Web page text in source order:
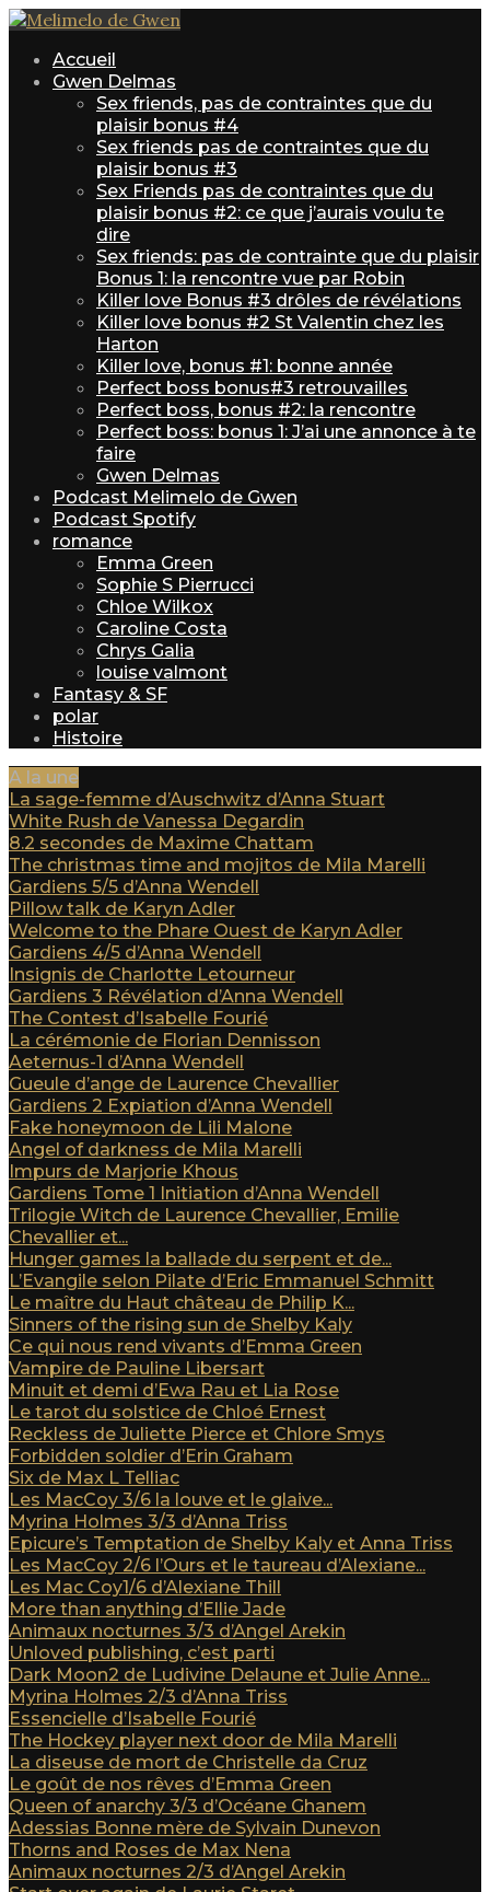
Accueil
Gwen Delmas
Sex friends, pas de contraintes que du
plaisir bonus #4
Sex friends pas de contraintes que du
plaisir bonus #3
Sex Friends pas de contraintes que du
plaisir bonus #2: ce que j’aurais voulu te
dire
Sex friends: pas de contrainte que du plaisir
Bonus 1: la rencontre vue par Robin
Killer love Bonus #3 drôles de révélations
Killer love bonus #2 St Valentin chez les
Harton
Killer love, bonus #1: bonne année
Perfect boss bonus#3 retrouvailles
Perfect boss, bonus #2: la rencontre
Perfect boss: bonus 1: J’ai une annonce à te
faire
Gwen Delmas
Podcast Melimelo de Gwen
Podcast Spotify
romance
Emma Green
Sophie S Pierrucci
Chloe Wilkox
Caroline Costa
Chrys Galia
louise valmont
Fantasy & SF
polar
Histoire
A la une
La sage-femme d’Auschwitz d’Anna Stuart
White Rush de Vanessa Degardin
8.2 secondes de Maxime Chattam
The christmas time and mojitos de Mila Marelli
Gardiens 5/5 d’Anna Wendell
Pillow talk de Karyn Adler
Welcome to the Phare Ouest de Karyn Adler
Gardiens 4/5 d’Anna Wendell
Insignis de Charlotte Letourneur
Gardiens 3 Révélation d’Anna Wendell
The Contest d’Isabelle Fourié
La cérémonie de Florian Dennisson
Aeternus-1 d’Anna Wendell
Gueule d’ange de Laurence Chevallier
Gardiens 2 Expiation d’Anna Wendell
Fake honeymoon de Lili Malone
Angel of darkness de Mila Marelli
Impurs de Marjorie Khous
Gardiens Tome 1 Initiation d’Anna Wendell
Trilogie Witch de Laurence Chevallier, Emilie
Chevallier et...
Hunger games la ballade du serpent et de...
L’Evangile selon Pilate d’Eric Emmanuel Schmitt
Le maître du Haut château de Philip K...
Sinners of the rising sun de Shelby Kaly
Ce qui nous rend vivants d’Emma Green
Vampire de Pauline Libersart
Minuit et demi d’Ewa Rau et Lia Rose
Le tarot du solstice de Chloé Ernest
Reckless de Juliette Pierce et Chlore Smys
Forbidden soldier d’Erin Graham
Six de Max L Telliac
Les MacCoy 3/6 la louve et le glaive...
Myrina Holmes 3/3 d’Anna Triss
Epicure’s Temptation de Shelby Kaly et Anna Triss
Les MacCoy 2/6 l’Ours et le taureau d’Alexiane...
Les Mac Coy1/6 d’Alexiane Thill
More than anything d’Ellie Jade
Animaux nocturnes 3/3 d’Angel Arekin
Unloved publishing, c’est parti
Dark Moon2 de Ludivine Delaune et Julie Anne...
Myrina Holmes 2/3 d’Anna Triss
Essencielle d’Isabelle Fourié
The Hockey player next door de Mila Marelli
La diseuse de mort de Christelle da Cruz
Le goût de nos rêves d’Emma Green
Queen of anarchy 3/3 d’Océane Ghanem
Adessias Bonne mère de Sylvain Dunevon
Thorns and Roses de Max Nena
Animaux nocturnes 2/3 d’Angel Arekin